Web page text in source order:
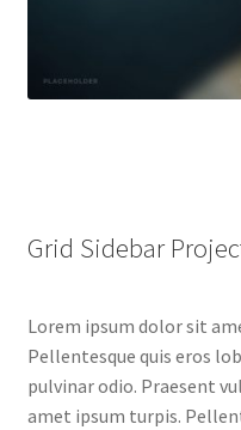
ประวัติบริษัท
Grid Sidebar
Lorem ipsum dolor sit
Pellentesque quis eros
pulvinar odio. Praesent
amet ipsum turpis.